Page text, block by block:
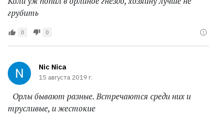
грубить
0 0
Nic Nica
15 августа 2019 г.
Орлы бывают разные. Встречаются среди них и
трусливые, и жестокие